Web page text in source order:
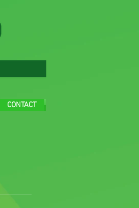
CONTACT